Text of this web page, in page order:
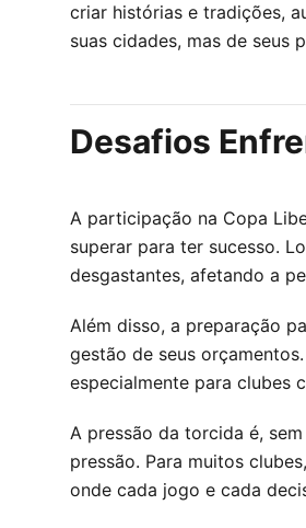
criar histórias e tradições,
suas cidades, mas de seus
Desafios
A participação na Copa
superar para ter sucesso.
desgastantes, afetando a
Além disso, a preparação
gestão de seus
especialmente para clubes
A pressão da torcida é,
pressão. Para muitos
onde cada jogo e cada